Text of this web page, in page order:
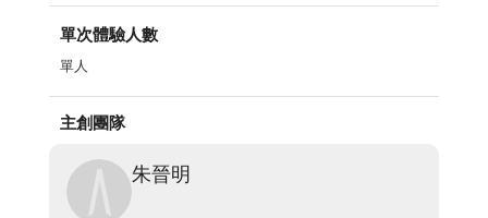
單次體驗人數
單人
主創團隊
朱晉明